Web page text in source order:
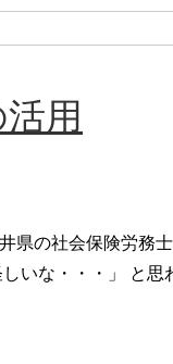
用
県の社会保険労
いな・・・」 と